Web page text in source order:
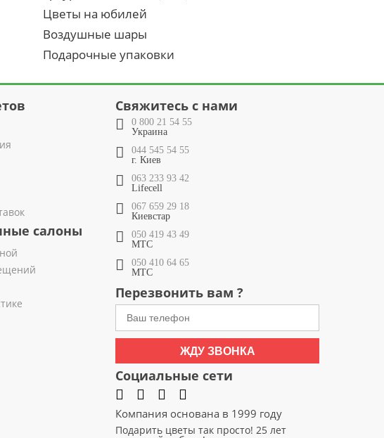
Цветы на юбилей
Воздушные шары
Подарочные упаковки
салоны
Свяжитесь с нами
0 800 21 54 55
Украина
044 545 54 55
г. Киев
063 233 93 42
Lifecell
067 659 29 18
Киевстар
050 419 43 49
МТС
050 410 64 65
МТС
Перезвонить вам ?
ЖДУ ЗВОНКА
Социальные сети
Компания основана в 1999 году
Подарить цветы так просто! 25 лет